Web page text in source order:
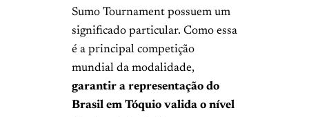
Sumo Tournament possuem um
significado particular. Como essa
é a principal competição
mundial da modalidade,
garantir a representação do
Brasil em Tóquio valida o nível